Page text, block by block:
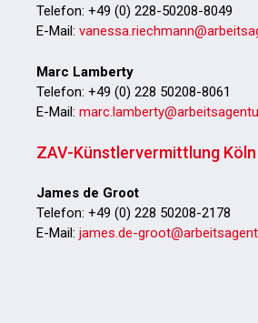
Telefon: +49 (0) 228-50208-8049
E-Mail:
Marc Lamberty
Telefon: +49 (0) 228 50208-8061
E-Mail:
ZAV-Künstlervermittlung Köln
James de Groot
Telefon: +49 (0) 228 50208-2178
E-Mail: james.de-